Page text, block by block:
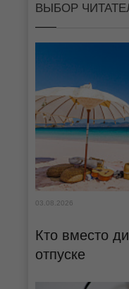
ВЫБОР
03.08.2026
Кто вместо
отпуске